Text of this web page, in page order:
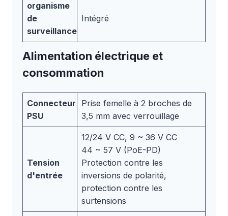
organisme
de
surveillance
Intégré
Alimentation électrique et
consommation
Connecteur
PSU
Prise femelle à 2 broches de
3,5 mm avec verrouillage
Tension
d'entrée
12/24 V CC, 9 ~ 36 V CC
44 ~ 57 V (PoE-PD)
Protection contre les
inversions de polarité,
protection contre les
surtensions